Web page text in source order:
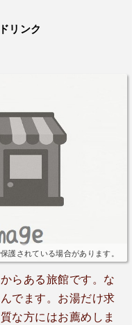
リンク
護されている場合があります。
らある旅館です。な
でます。お湯だけ求
な方にはお薦めしま